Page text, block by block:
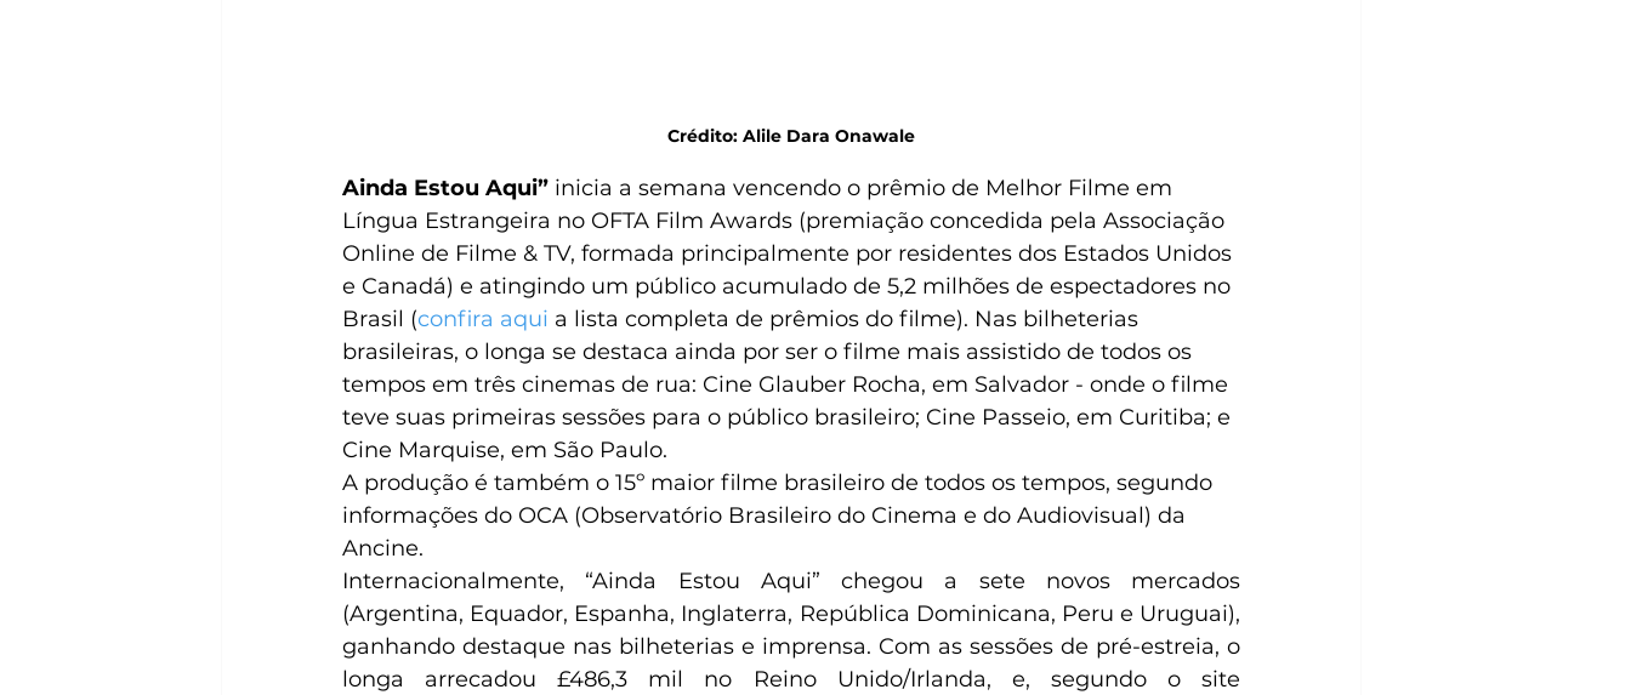
Crédito: Alile Dara Onawale
Ainda Estou Aqui” inicia a semana vencendo o prêmio de Melhor Filme em
Língua Estrangeira no OFTA Film Awards (premiação concedida pela Associação
Online de Filme & TV, formada principalmente por residentes dos Estados Unidos
e Canadá) e atingindo um público acumulado de 5,2 milhões de espectadores no
Brasil (confira aqui a lista completa de prêmios do filme). Nas bilheterias
brasileiras, o longa se destaca ainda por ser o filme mais assistido de todos os
tempos em três cinemas de rua: Cine Glauber Rocha, em Salvador - onde o filme
teve suas primeiras sessões para o público brasileiro; Cine Passeio, em Curitiba; e
Cine Marquise, em São Paulo.
A produção é também o 15º maior filme brasileiro de todos os tempos, segundo
informações do OCA (Observatório Brasileiro do Cinema e do Audiovisual) da
Ancine.
Internacionalmente, “Ainda Estou Aqui” chegou a sete novos mercados
(Argentina, Equador, Espanha, Inglaterra, República Dominicana, Peru e Uruguai),
ganhando destaque nas bilheterias e imprensa. Com as sessões de pré-estreia, o
longa arrecadou £486,3 mil no Reino Unido/Irlanda, e, segundo o site